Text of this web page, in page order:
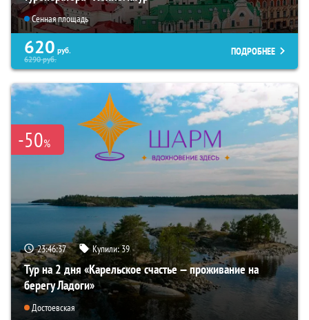
Сенная площадь
620 руб.
6290руб.
ПОДРОБНЕЕ
-50%
23:46:35 Купили:39
Тур на 2 дня «Карельское счастье — проживание на
берегу Ладоги»
Достоевская